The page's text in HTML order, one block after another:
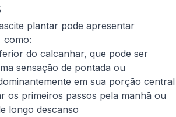
plantar pode apresentar
como:
do calcanhar, que pode ser
sensação de pontada ou
em sua porção central
os primeiros passos pela manhã ou
longo descanso